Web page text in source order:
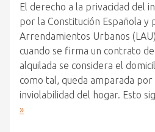
El derecho a la privacidad del
por la Constitución Española y
Arrendamientos Urbanos
cuando se firma un contrato
alquilada se considera el
como tal, queda amparada
inviolabilidad del hogar. Esto
»